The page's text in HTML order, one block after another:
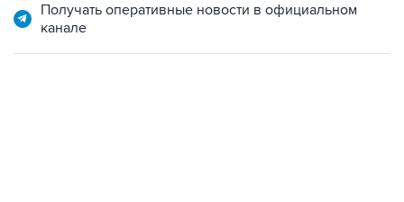
Получать оперативные новости в официальном
канале